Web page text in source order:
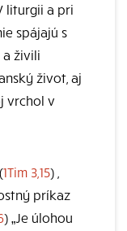
liturgii a pri
spájajú s
živili
život, aj
vrchol v
1Tim 3,15) ,
príkaz
) „Je úlohou